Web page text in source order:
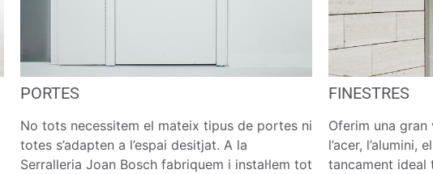
PORTES
No tots necessitem el mateix tipus de portes ni
totes s’adapten a l’espai desitjat. A la
Serralleria Joan Bosch fabriquem i instal·lem tot
FINESTRES
Oferim una
l’acer,
tancament ideal